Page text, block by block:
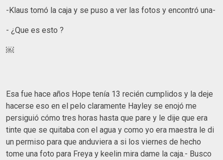
-Klaus tomó la caja y se puso a ver las fotos y encontró una-
- ¿Que es esto ?
￼
Esa fue hace años Hope tenía 13 recién cumplidos y la deje
hacerse eso en el pelo claramente Hayley se enojó me
persiguió cómo tres horas hasta que pare y le dije que era
tinte que se quitaba con el agua y como yo era maestra le di
un permiso para que anduviera a si los viernes de hecho
tome una foto para Freya y keelin mira dame la caja.- Busco